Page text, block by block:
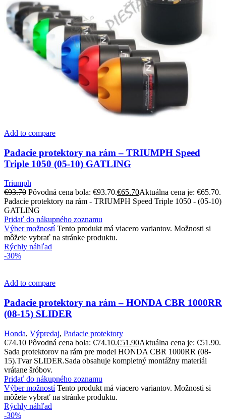
Add to compare
Padacie protektory na rám – TRIUMPH Speed
Triple 1050 (05-10) GATLING
Triumph
€93.70 Pôvodná cena bola: €93.70.€65.70Aktuálna cena je: €65.70.
Padacie protektory na rám - TRIUMPH Speed Triple 1050 - (05-10)
GATLING
Pridať do nákupného zoznamu
Výber možností Tento produkt má viacero variantov. Možnosti si
môžete vybrať na stránke produktu.
Rýchly náhľad
-30%
Add to compare
Padacie protektory na rám – HONDA CBR 1000RR
(08-15) SLIDER
Honda, Výpredaj, Padacie protektory
€74.10 Pôvodná cena bola: €74.10.€51.90Aktuálna cena je: €51.90.
Sada protektorov na rám pre model HONDA CBR 1000RR (08-
15).Tvar SLIDER.Sada obsahuje kompletný montážny materiál
vrátane šróbov.
Pridať do nákupného zoznamu
Výber možností Tento produkt má viacero variantov. Možnosti si
môžete vybrať na stránke produktu.
Rýchly náhľad
-30%